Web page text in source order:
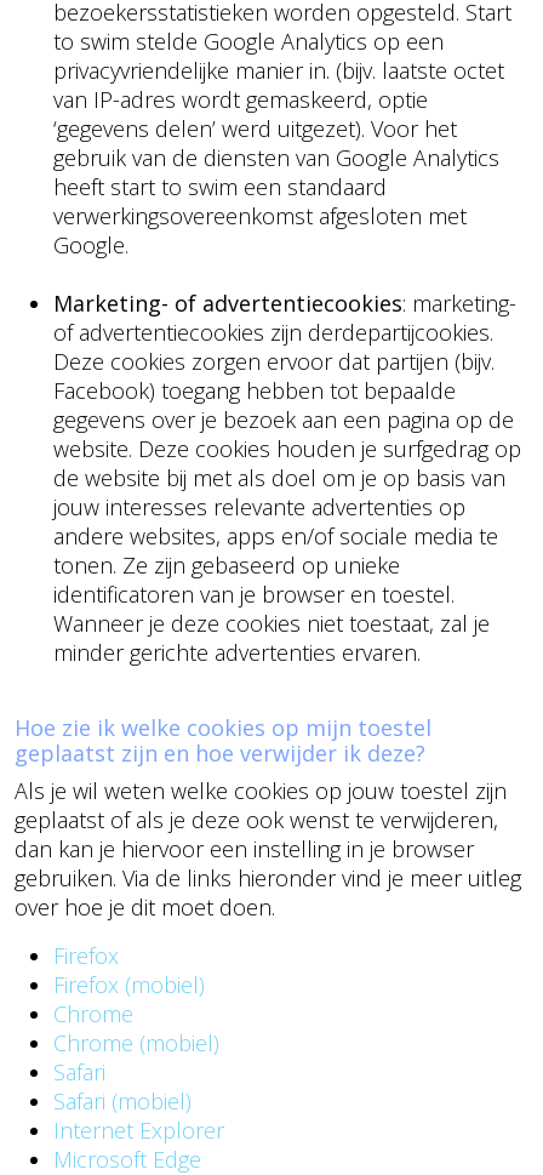
bezoekersstatistieken worden opgesteld. Start
to swim stelde Google Analytics op een
privacyvriendelijke manier in. (bijv. laatste octet
van IP-adres wordt gemaskeerd, optie
‘gegevens delen’ werd uitgezet). Voor het
gebruik van de diensten van Google Analytics
heeft start to swim een standaard
verwerkingsovereenkomst afgesloten met
Google.
Marketing- of advertentiecookies: marketing-
of advertentiecookies zijn derdepartijcookies.
Deze cookies zorgen ervoor dat partijen (bijv.
Facebook) toegang hebben tot bepaalde
gegevens over je bezoek aan een pagina op de
website. Deze cookies houden je surfgedrag op
de website bij met als doel om je op basis van
jouw interesses relevante advertenties op
andere websites, apps en/of sociale media te
tonen. Ze zijn gebaseerd op unieke
identificatoren van je browser en toestel.
Wanneer je deze cookies niet toestaat, zal je
minder gerichte advertenties ervaren.
Hoe zie ik welke cookies op mijn toestel
geplaatst zijn en hoe verwijder ik deze?
Als je wil weten welke cookies op jouw toestel zijn
geplaatst of als je deze ook wenst te verwijderen,
dan kan je hiervoor een instelling in je browser
gebruiken. Via de links hieronder vind je meer uitleg
over hoe je dit moet doen.
Firefox
Firefox (mobiel)
Chrome
Chrome (mobiel)
Safari
Safari (mobiel)
Internet Explorer
Microsoft Edge